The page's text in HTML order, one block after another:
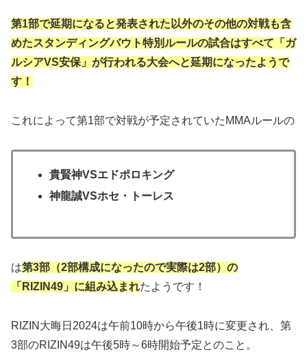
第1部で延期になると発表された以外のその他の対戦も含
めたスタンディングバウト特別ルールの試合はすべて「ガ
ルシアVS安保」が行われる大会へと延期になったようで
す！
これによって第1部で対戦が予定されていたMMAルールの
貴賢神VSエドポロキング
神龍誠VSホセ・トーレス
は第3部（2部構成になったので実際は2部）の
「RIZIN49」に組み込まれたようです！
RIZIN大晦日2024は午前10時から午後1時に変更され、第
3部のRIZIN49は午後5時～6時開始予定とのこと。